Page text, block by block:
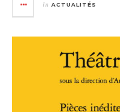
in ACTUALITÉS